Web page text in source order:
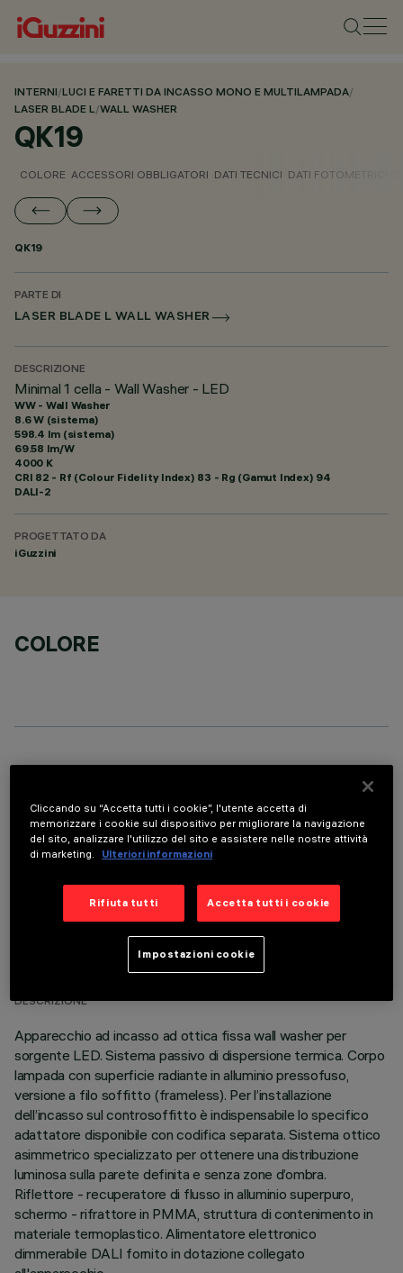
INTERNI/LUCI E FARETTI DA INCASSO MONO E MULTILAMPADA/
LASER BLADE L/WALL WASHER
QK19
COLORE ACCESSORI OBBLIGATORI DATI TECNICI DATI FOTOMETRICI
QK19
PARTE DI
LASER BLADE L WALL WASHER
DESCRIZIONE
Minimal 1 cella - Wall Washer - LED
WW - Wall Washer
8.6 W (sistema)
598.4 lm (sistema)
69.58 lm/W
4000 K
CRI 82 - Rf (Colour Fidelity Index) 83 - Rg (Gamut Index) 94
DALI-2
PROGETTATO DA
iGuzzini
COLORE
ACCESSORI OBBLIGATORI
È necessario ordinare uno degli accessori obbligatori per installare e utilizzare correttamente il
DATI TECNICI
ULTIMO AGGIORNAMENTO: 06/08/2026
DESCRIZIONE
Apparecchio ad incasso ad ottica fissa wall washer per
sorgente LED. Sistema passivo di dispersione termica. Corpo
lampada con superficie radiante in alluminio pressofuso,
versione a filo soffitto (frameless). Per l’installazione
dell’incasso sul controsoffitto è indispensabile lo specifico
adattatore disponibile con codifica separata. Sistema ottico
asimmetrico specializzato per ottenere una distribuzione
luminosa sulla parete definita e senza zone d’ombra.
Riflettore - recuperatore di flusso in alluminio superpuro,
schermo - rifrattore in PMMA, struttura di contenimento in
materiale termoplastico. Alimentatore elettronico
dimmerabile DALI fornito in dotazione collegato
Cliccando su “Accetta tutti i cookie”, l'utente accetta di
memorizzare i cookie sul dispositivo per migliorare la navigazione
del sito, analizzare l'utilizzo del sito e assistere nelle nostre attività
di marketing.
Ulteriori informazioni
Rifiuta tutti Accetta tutti i cookie
Impostazioni cookie